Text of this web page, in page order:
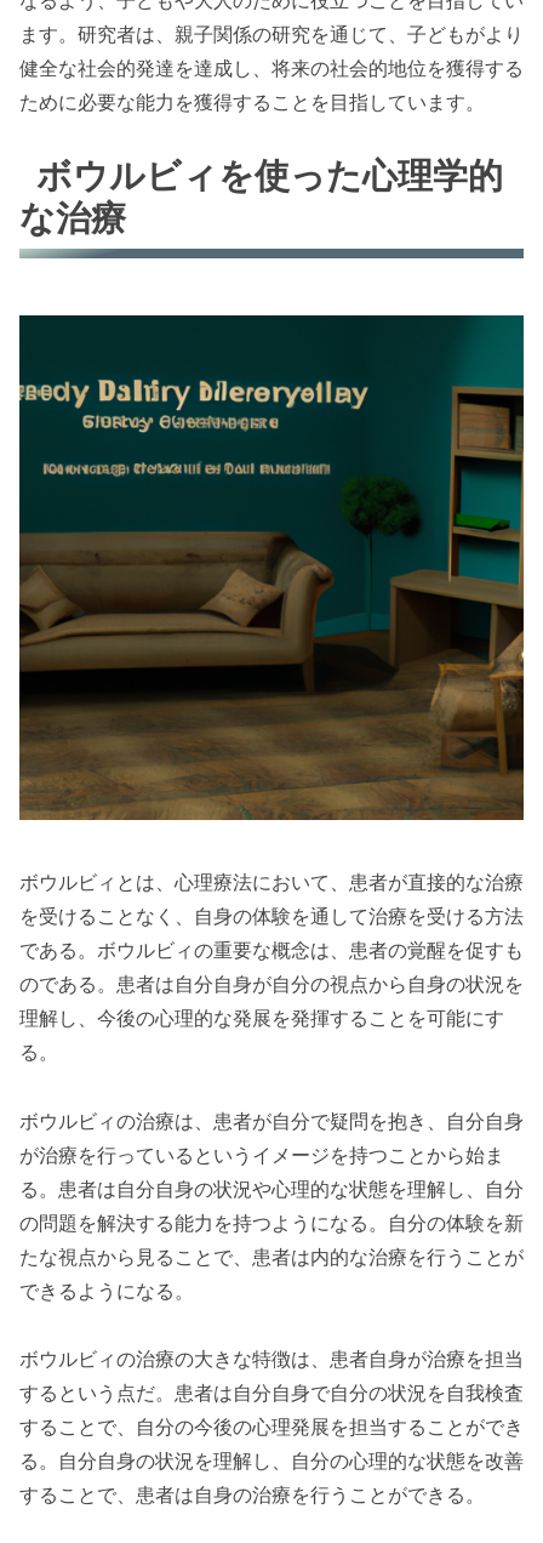
ます。研究者は、親子関係の研究を通じて、子どもがより
健全な社会的発達を達成し、将来の社会的地位を獲得する
ために必要な能力を獲得することを目指しています。
ボウルビィを使った心理学的
な治療
ボウルビィとは、心理療法において、患者が直接的な治療
を受けることなく、自身の体験を通して治療を受ける方法
である。ボウルビィの重要な概念は、患者の覚醒を促すも
のである。患者は自分自身が自分の視点から自身の状況を
理解し、今後の心理的な発展を発揮することを可能にす
る。
ボウルビィの治療は、患者が自分で疑問を抱き、自分自身
が治療を行っているというイメージを持つことから始ま
る。患者は自分自身の状況や心理的な状態を理解し、自分
の問題を解決する能力を持つようになる。自分の体験を新
たな視点から見ることで、患者は内的な治療を行うことが
できるようになる。
ボウルビィの治療の大きな特徴は、患者自身が治療を担当
するという点だ。患者は自分自身で自分の状況を自我検査
することで、自分の今後の心理発展を担当することができ
る。自分自身の状況を理解し、自分の心理的な状態を改善
することで、患者は自身の治療を行うことができる。